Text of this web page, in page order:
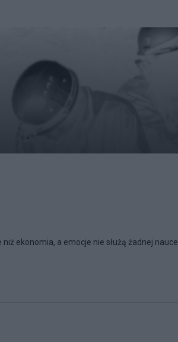
ekonomia, a emocje nie służą żadnej nauce